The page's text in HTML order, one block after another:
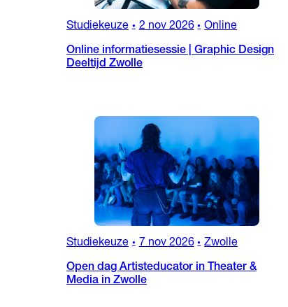
Studiekeuze • 2 nov 2026 • Online
Online informatiesessie | Graphic Design
Deeltijd Zwolle
Studiekeuze • 7 nov 2026 • Zwolle
Open dag Artisteducator in Theater &
Media in Zwolle